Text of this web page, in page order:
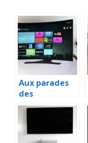
Aux parades
des
graphismes
poste
téléviseur